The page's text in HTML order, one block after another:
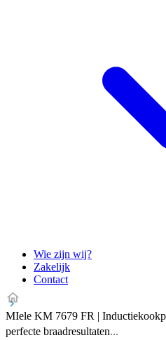
Wie zijn wij?
Zakelijk
Contact
MIele KM 7679 FR |
perfecte braadresultaten